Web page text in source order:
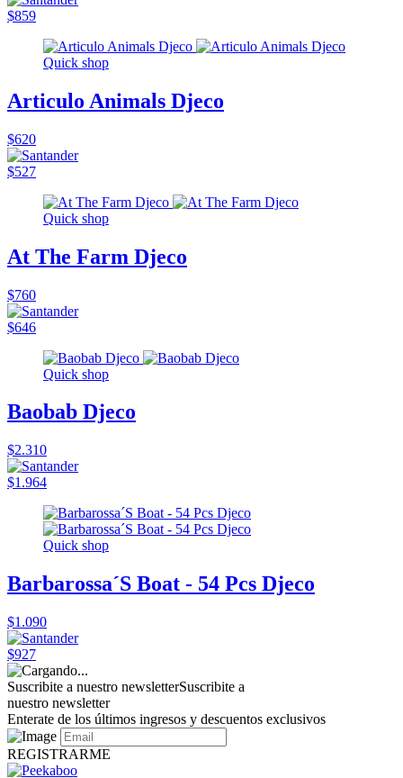
$859
Quick shop
Articulo Animals Djeco
$620
$527
Quick shop
At The Farm Djeco
$760
$646
Quick shop
Baobab Djeco
$2.310
$1.964
Quick shop
Barbarossa´S Boat - 54 Pcs Djeco
$1.090
$927
Suscribite a nuestro newsletterSuscribite a
nuestro newsletter
Enterate de los últimos ingresos y descuentos exclusivos
REGISTRARME